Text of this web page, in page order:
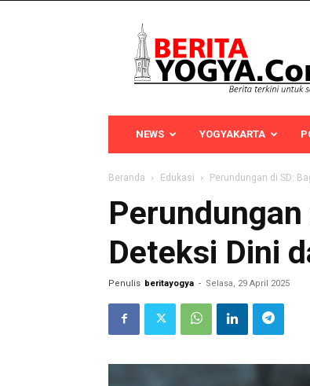
Yogya
NEWS YOGYAKARTA
Beranda Edukasi Perundungan di SD:
Deteksi Dini
Penulis beritayogya - Selasa, 29 April 2025